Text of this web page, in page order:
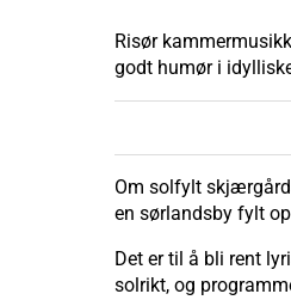
Risør
godt humør i
Om solfylt
en sørlandsby fylt
Det er til å bli rent
solrikt, og